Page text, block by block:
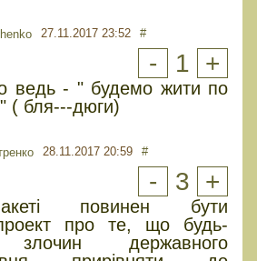
27.11.2017 23:52 #
- 1 +
ведь - " будемо жити по
( бля---дюги)
28.11.2017 20:59 #
- 3 +
повинен бути
про те, що будь-
державного